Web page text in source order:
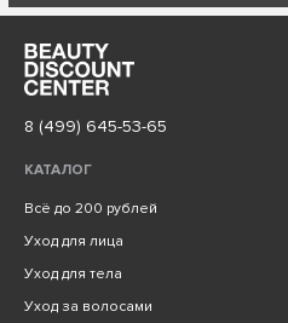
8 (499) 645-53-65
КАТАЛОГ
Всё до 200 рублей
Уход для лица
Уход для тела
Уход за волосами